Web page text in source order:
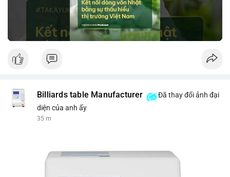
thị trường khác nhau.
🎥 Xem video trực tiếp tại:
Billiards table Manufacturer
Đã thay đổi ảnh đại
diện của anh ấy
35 m